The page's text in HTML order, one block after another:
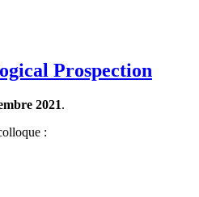
Prospection
2021.
: